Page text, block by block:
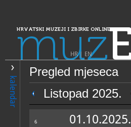
HRVATSKI MUZEJI I ZBIRKE ONLINE
muz
HR| EN
kalendar
Pregled mjeseca
Listopad 2025.
6 01.10.2025.
PRETRAŽIVANJE
Dalmacija
Muzej Sinjske